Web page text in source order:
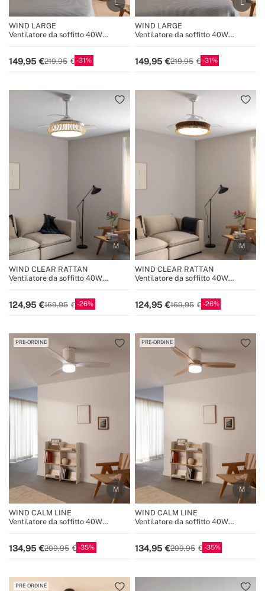
WIND LARGE
Ventilatore da soffitto 40W
149,95 219,95 31
WIND LARGE
Ventilatore da soffitto 40W
149,95 219,95 31
WIND CLEAR RATTAN
Ventilatore da soffitto 40W
124,95 169,95 26
WIND CLEAR RATTAN
Ventilatore da soffitto 40W
124,95 169,95 26
PRE-ORDINE
WIND CALM LINE
Ventilatore da soffitto 40W
134,95 209,95 35
PRE-ORDINE
WIND CALM LINE
Ventilatore da soffitto 40W
134,95 209,95 35
PRE-ORDINE